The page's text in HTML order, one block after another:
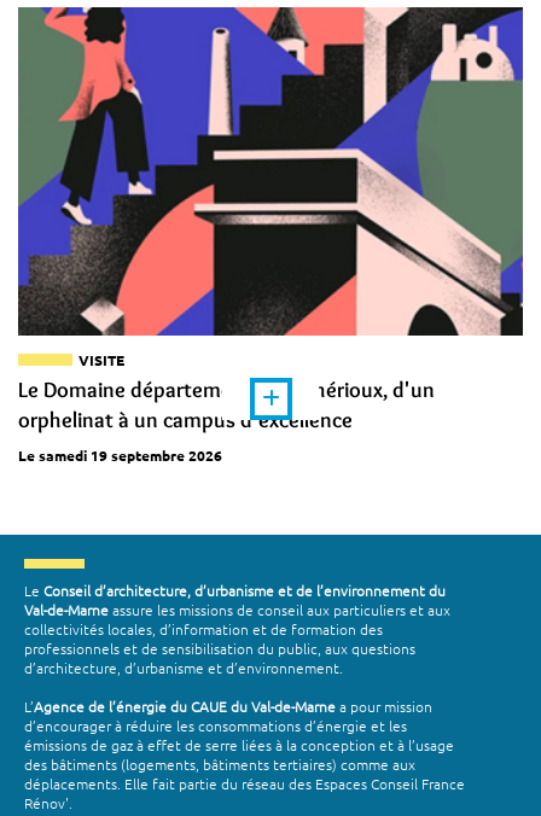
VISITE
Le Domaine départemental de Chérioux, d'un
orphelinat à un campus d'excellence
Le samedi 19 septembre 2026
Le Conseil d’architecture, d’urbanisme et de l’environnement du
Val-de-Marneassure les missions de conseil aux particuliers et aux
collectivités locales, d’information et de formation des
professionnels et de sensibilisation du public, aux questions
d’architecture, d’urbanisme et d’environnement.
L’Agence de l’énergie du CAUE du Val-de-Marnea pour mission
d’encourager à réduire les consommations d’énergie et les
émissions de gaz à effet de serre liées à la conception et à l’usage
des bâtiments (logements, bâtiments tertiaires) comme aux
déplacements. Elle fait partie du réseau des Espaces Conseil France
Rénov'.